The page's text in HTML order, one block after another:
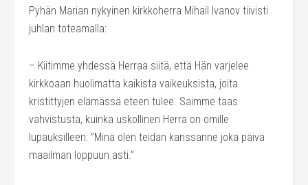
Pyhän Marian nykyinen kirkkoherra Mihail Ivanov tiivisti
juhlan toteamalla:
– Kiitimme yhdessä Herraa siitä, että Hän varjelee
kirkkoaan huolimatta kaikista vaikeuksista, joita
kristittyjen elämässä eteen tulee. Saimme taas
vahvistusta, kuinka uskollinen Herra on omille
lupauksilleen: ”Minä olen teidän kanssanne joka päivä
maailman loppuun asti.”